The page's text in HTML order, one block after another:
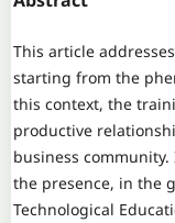
This article
starting from the
this context, the
productive
business
the presence, in the
Technological